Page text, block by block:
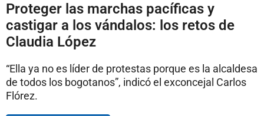
Proteger las marchas pacíficas y
castigar a los vándalos: los retos de
Claudia López
“Ella ya no es líder de protestas porque es la alcaldesa
de todos los bogotanos”, indicó el exconcejal Carlos
Flórez.